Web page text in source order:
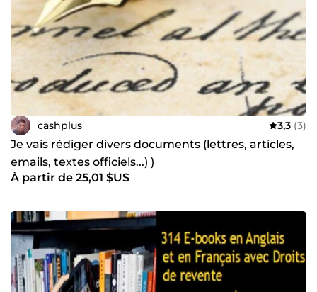
pour des sites orientés vers le Business Internet, le
Développement personnel ou la Santé Naturelle.
cashplus 3,3 (3)
Je vais rédiger divers documents (lettres, articles,
emails, textes officiels...) )
À partir de 25,01 $US